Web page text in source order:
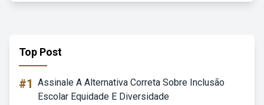
Top Post
#1 Assinale A Alternativa Correta Sobre Inclusão
Escolar Equidade E Diversidade